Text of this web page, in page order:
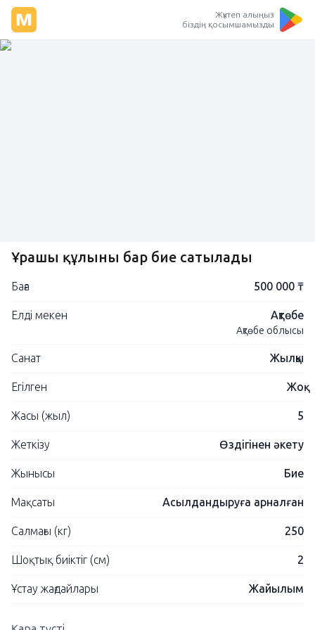
Жүктеп алыңыз
біздің қосымшамызды
Ұрғашы құлыны бар бие сатылады
Баға 500 000 ₸
Елді мекен Ақтөбе
Ақтөбе облысы
Санат Жылқы
Егілген Жоқ
Жасы (жыл) 5
Жеткізу Өздігінен әкету
Жынысы Бие
Мақсаты Асылдандыруға арналған
Салмағы (кг) 250
Шоқтық биіктіг (см) 2
Ұстау жағдайлары Жайылым